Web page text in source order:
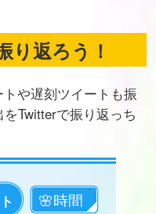
り返ろう！
や遅刻ツイートも振
Twitterで振り返っち